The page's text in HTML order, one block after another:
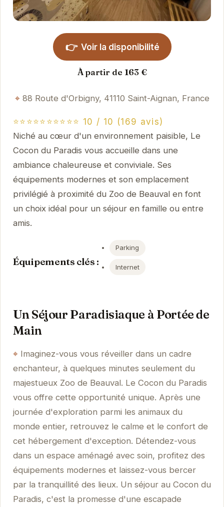
👉 Voir la disponibilité
À partir de 163 €
88 Route d'Orbigny, 41110 Saint-Aignan, France
⭐⭐⭐⭐⭐⭐⭐⭐⭐⭐ 10 / 10 (169 avis)
Niché au cœur d'un environnement paisible, Le
Cocon du Paradis vous accueille dans une
ambiance chaleureuse et conviviale. Ses
équipements modernes et son emplacement
privilégié à proximité du Zoo de Beauval en font
un choix idéal pour un séjour en famille ou entre
amis.
Équipements clés :
Parking
Internet
Un Séjour Paradisiaque à Portée de
Main
Imaginez-vous vous réveiller dans un cadre
enchanteur, à quelques minutes seulement du
majestueux Zoo de Beauval. Le Cocon du Paradis
vous offre cette opportunité unique. Après une
journée d'exploration parmi les animaux du
monde entier, retrouvez le calme et le confort de
cet hébergement d'exception. Détendez-vous
dans un espace aménagé avec soin, profitez des
équipements modernes et laissez-vous bercer
par la tranquillité des lieux. Un séjour au Cocon du
Paradis, c'est la promesse d'une escapade